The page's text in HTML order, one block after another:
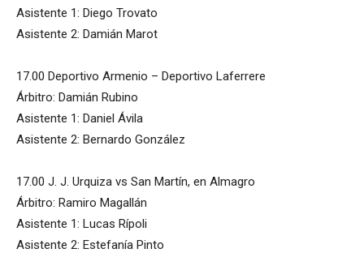
Asistente 1: Diego Trovato
Asistente 2: Damián Marot
17.00 Deportivo Armenio – Deportivo Laferrere
Árbitro: Damián Rubino
Asistente 1: Daniel Ávila
Asistente 2: Bernardo González
17.00 J. J. Urquiza vs San Martín, en Almagro
Árbitro: Ramiro Magallán
Asistente 1: Lucas Rípoli
Asistente 2: Estefanía Pinto